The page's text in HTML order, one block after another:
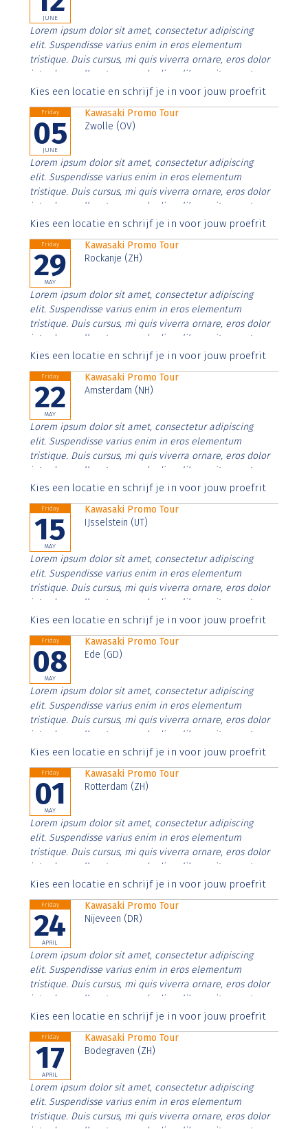
JUNE
Lorem ipsum dolor sit amet, consectetur adipiscing
elit. Suspendisse varius enim in eros elementum
tristique. Duis cursus, mi quis viverra ornare, eros dolor
interdum nulla, ut commodo diam libero vitae erat.
Aenean faucibus nibh et justo cursus id rutrum lorem
Kies een locatie en schrijf je in voor jouw proefrit
Friday
05
JUNE
Kawasaki Promo Tour
Zwolle (OV)
Lorem ipsum dolor sit amet, consectetur adipiscing
elit. Suspendisse varius enim in eros elementum
tristique. Duis cursus, mi quis viverra ornare, eros dolor
interdum nulla, ut commodo diam libero vitae erat.
Aenean faucibus nibh et justo cursus id rutrum lorem
Kies een locatie en schrijf je in voor jouw proefrit
Friday
29
MAY
Kawasaki Promo Tour
Rockanje (ZH)
Lorem ipsum dolor sit amet, consectetur adipiscing
elit. Suspendisse varius enim in eros elementum
tristique. Duis cursus, mi quis viverra ornare, eros dolor
interdum nulla, ut commodo diam libero vitae erat.
Aenean faucibus nibh et justo cursus id rutrum lorem
Kies een locatie en schrijf je in voor jouw proefrit
Friday
22
MAY
Kawasaki Promo Tour
Amsterdam (NH)
Lorem ipsum dolor sit amet, consectetur adipiscing
elit. Suspendisse varius enim in eros elementum
tristique. Duis cursus, mi quis viverra ornare, eros dolor
interdum nulla, ut commodo diam libero vitae erat.
Aenean faucibus nibh et justo cursus id rutrum lorem
Kies een locatie en schrijf je in voor jouw proefrit
Friday
15
MAY
Kawasaki Promo Tour
IJsselstein (UT)
Lorem ipsum dolor sit amet, consectetur adipiscing
elit. Suspendisse varius enim in eros elementum
tristique. Duis cursus, mi quis viverra ornare, eros dolor
interdum nulla, ut commodo diam libero vitae erat.
Aenean faucibus nibh et justo cursus id rutrum lorem
Kies een locatie en schrijf je in voor jouw proefrit
Friday
08
MAY
Kawasaki Promo Tour
Ede (GD)
Lorem ipsum dolor sit amet, consectetur adipiscing
elit. Suspendisse varius enim in eros elementum
tristique. Duis cursus, mi quis viverra ornare, eros dolor
interdum nulla, ut commodo diam libero vitae erat.
Aenean faucibus nibh et justo cursus id rutrum lorem
Kies een locatie en schrijf je in voor jouw proefrit
Friday
01
MAY
Kawasaki Promo Tour
Rotterdam (ZH)
Lorem ipsum dolor sit amet, consectetur adipiscing
elit. Suspendisse varius enim in eros elementum
tristique. Duis cursus, mi quis viverra ornare, eros dolor
interdum nulla, ut commodo diam libero vitae erat.
Aenean faucibus nibh et justo cursus id rutrum lorem
Kies een locatie en schrijf je in voor jouw proefrit
Friday
24
APRIL
Kawasaki Promo Tour
Nijeveen (DR)
Lorem ipsum dolor sit amet, consectetur adipiscing
elit. Suspendisse varius enim in eros elementum
tristique. Duis cursus, mi quis viverra ornare, eros dolor
interdum nulla, ut commodo diam libero vitae erat.
Aenean faucibus nibh et justo cursus id rutrum lorem
Kies een locatie en schrijf je in voor jouw proefrit
Friday
17
APRIL
Kawasaki Promo Tour
Bodegraven (ZH)
Lorem ipsum dolor sit amet, consectetur adipiscing
elit. Suspendisse varius enim in eros elementum
tristique. Duis cursus, mi quis viverra ornare, eros dolor